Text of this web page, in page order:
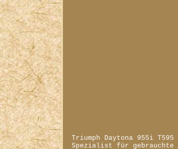
Triumph Daytona 955i
Spezialist für gebrauchte